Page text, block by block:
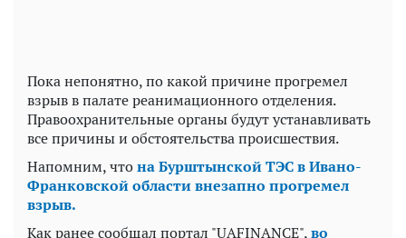
Пока непонятно, по какой причине прогремел
взрыв в палате реанимационного отделения.
Правоохранительные органы будут устанавливать
все причины и обстоятельства происшествия.
Напомним, чтона Бурштынской ТЭС в Ивано-
Франковской области внезапно прогремел
взрыв.
Как ранее сообщал портал "UAFINANCE",во